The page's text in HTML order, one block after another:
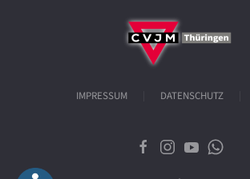
IMPRESSUM DATENSCHUTZ